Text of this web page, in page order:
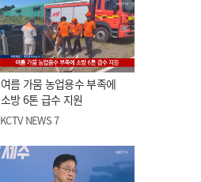
여름 가뭄 농업용수 부족에
소방 6톤 급수 지원
KCTV NEWS 7